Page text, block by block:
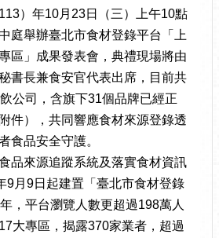
）年10月23日（三）上午10點
庭舉辦臺北市食材登錄平台「上
區」成果發表會，典禮現場將由
書長兼食安官代表出席，目前共
公司，含旗下31個品牌已經正
件），共同響應食材來源登錄透
食品安全守護。
品來源追蹤系統及落實食材資訊
9月9日起建置「臺北市食材登錄
，平台瀏覽人數更超過198萬人
大專區，揭露370家業者，超過